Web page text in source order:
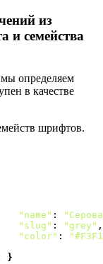
из
и семейства
определяем
в качестве
шрифтов.
"name" :
"slug" : "grey" ,
"color" :
}